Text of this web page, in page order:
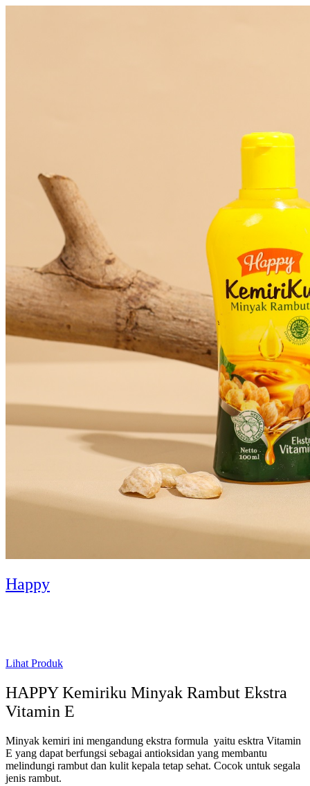
Happy
Lihat Produk
HAPPY Kemiriku Minyak Rambut Ekstra
Vitamin E
Minyak kemiri ini mengandung ekstra formula yaitu esktra Vitamin
E yang dapat berfungsi sebagai antioksidan yang membantu
melindungi rambut dan kulit kepala tetap sehat. Cocok untuk segala
jenis rambut.